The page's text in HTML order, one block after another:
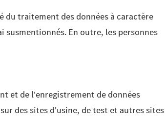
du traitement des données à caractère
susmentionnés. En outre, les personnes
et de l'enregistrement de données
des sites d'usine, de test et autres sites